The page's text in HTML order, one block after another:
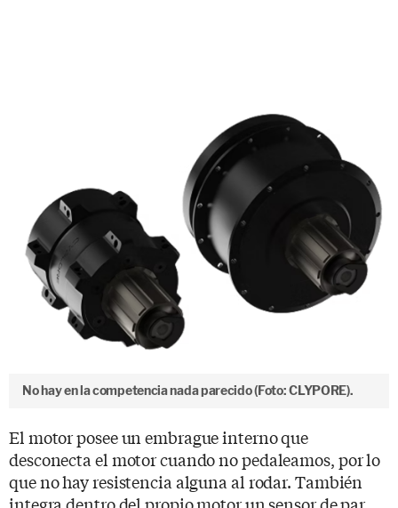
No hay en la competencia nada parecido (Foto: CLYPORE).
El motor posee un embrague interno que
desconecta el motor cuando no pedaleamos, por lo
que no hay resistencia alguna al rodar. También
integra dentro del propio motor un sensor de par